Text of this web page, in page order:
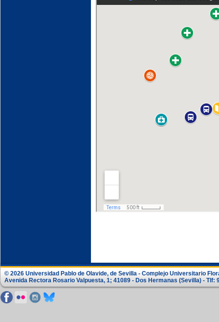
© 2026 Universidad Pablo de Olavide, de Sevilla - Complejo Universitario
Avenida Rectora Rosario Valpuesta, 1; 41089 - Dos Hermanas (Sevilla) - Tlf: